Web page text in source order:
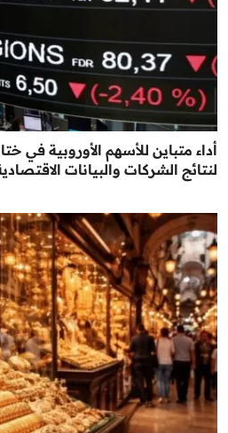
أداء متباين للأسهم الأوروبية في
لنتائج الشركات والبيانات